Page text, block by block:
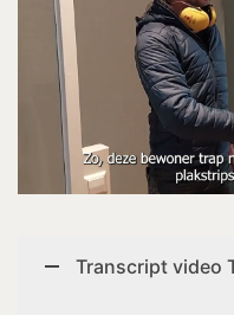
Transcript video